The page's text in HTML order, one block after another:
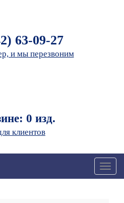
63-09-27
и мы перезвоним
0 изд.
клиентов
Toggle